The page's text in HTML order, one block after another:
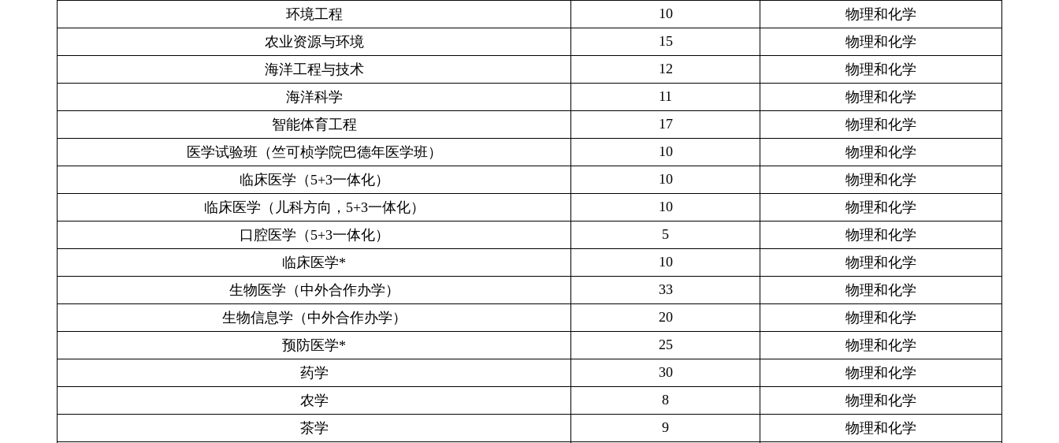
环境工程
10
物理和化学
农业资源与环境
15
物理和化学
海洋工程与技术
12
物理和化学
海洋科学
11
物理和化学
智能体育工程
17
物理和化学
医学试验班（竺可桢学院巴德年医学班）
10
物理和化学
临床医学（ 5+3一体化） 10
物理和化学
临床医学（儿科方向， 5+3一体化） 10
物理和化学
口腔医学（ 5+3一体化） 5
物理和化学
临床医学* 10
物理和化学
生物医学（中外合作办学）
33
物理和化学
生物信息学（中外合作办学）
20
物理和化学
预防医学* 25
物理和化学
药学
30
物理和化学
农学
8
物理和化学
茶学
9
物理和化学